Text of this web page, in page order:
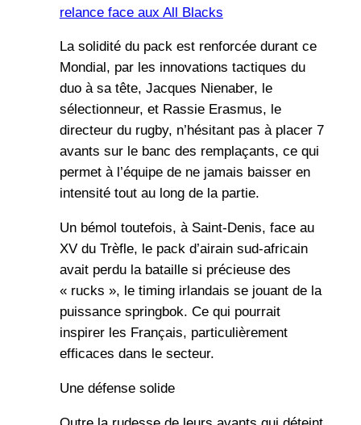
relance face aux All Blacks
La solidité du pack est renforcée durant ce
Mondial, par les innovations tactiques du
duo à sa tête, Jacques Nienaber, le
sélectionneur, et Rassie Erasmus, le
directeur du rugby, n’hésitant pas à placer 7
avants sur le banc des remplaçants, ce qui
permet à l’équipe de ne jamais baisser en
intensité tout au long de la partie.
Un bémol toutefois, à Saint-Denis, face au
XV du Trèfle, le pack d’airain sud-africain
avait perdu la bataille si précieuse des
« rucks », le timing irlandais se jouant de la
puissance springbok. Ce qui pourrait
inspirer les Français, particulièrement
efficaces dans le secteur.
Une défense solide